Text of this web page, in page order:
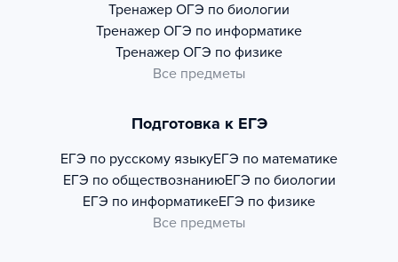
Тренажер ОГЭ по биологии
Тренажер ОГЭ по информатике
Тренажер ОГЭ по физике
Все предметы
Подготовка к ЕГЭ
ЕГЭ по русскому языкуЕГЭ по математике
ЕГЭ по обществознаниюЕГЭ по биологии
ЕГЭ по информатикеЕГЭ по физике
Все предметы